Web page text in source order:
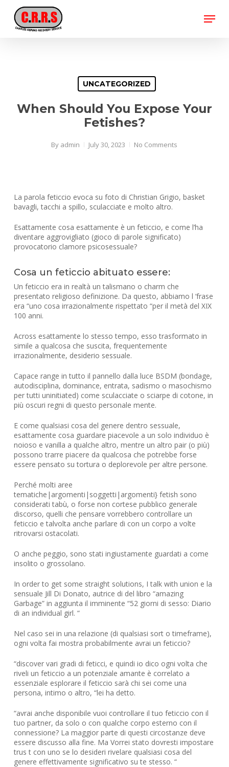
main
content
Menu
UNCATEGORIZED
When Should You Expose Your
Fetishes?
By admin July 30, 2023 No Comments
La parola feticcio evoca su foto di Christian Grigio, basket
bavagli, tacchi a spillo, sculacciate e molto altro.
Esattamente cosa esattamente è un feticcio, e come l’ha
diventare aggrovigliato (gioco di parole significato)
provocatorio clamore psicosessuale?
Cosa un feticcio abituato essere:
Un feticcio era in realtà un talismano o charm che
presentato religioso definizione. Da questo, abbiamo l ‘frase
era “uno cosa irrazionalmente rispettato “per il metà del XIX
100 anni.
Across esattamente lo stesso tempo, esso trasformato in
simile a qualcosa che suscita, frequentemente
irrazionalmente, desiderio sessuale.
Capace range in tutto il pannello dalla luce BSDM (bondage,
autodisciplina, dominance, entrata, sadismo o masochismo
per tutti uninitiated) come sculacciate o sciarpe di cotone, in
più oscuri regni di questo personale mente.
E come qualsiasi cosa del genere dentro sessuale,
esattamente cosa guardare piacevole a un solo individuo è
noioso e vanilla a qualche altro, mentre un altro pair (o più)
possono trarre piacere da qualcosa che potrebbe forse
essere pensato su tortura o deplorevole per altre persone.
Perché molti aree
tematiche|argomenti|soggetti|argomenti} fetish sono
considerati tabù, o forse non cortese pubblico generale
discorso, quelli che pensare vorrebbero controllare un
feticcio e talvolta anche parlare di con un corpo a volte
ritrovarsi ostacolati.
O anche peggio, sono stati ingiustamente guardati a come
insolito o grossolano.
In order to get some straight solutions, I talk with union e la
sensuale Jill Di Donato, autrice di del libro “amazing
Garbage” in aggiunta il imminente “52 giorni di sesso: Diario
di an individual girl. “
Nel caso sei in una relazione (di qualsiasi sort o timeframe),
ogni volta fai mostra probabilmente avrai un feticcio?
“discover vari gradi di feticci, e quindi io dico ogni volta che
riveli un feticcio a un potenziale amante è correlato a
essenziale esplorare il feticcio sarà chi sei come una
persona, intimo o altro, “lei ha detto.
“avrai anche disponibile vuoi controllare il tuo feticcio con il
tuo partner, da solo o con qualche corpo esterno con il
connessione? La maggior parte di questi circostanze deve
essere discusso alla fine. Ma Vorrei stato dovresti impostare
trus t con uno se lo desideri rivelare qualsiasi cosa del
genere effettivamente significativo su te stesso. “